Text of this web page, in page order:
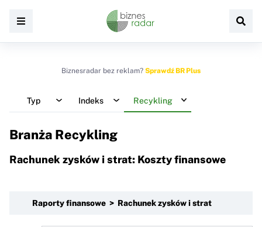
Biznesradar bez reklam? Sprawdź BR Plus
Typ Indeks Recykling
Branża Recykling
Rachunek zysków i strat: Koszty finansowe
Raporty finansowe > Rachunek zysków i strat